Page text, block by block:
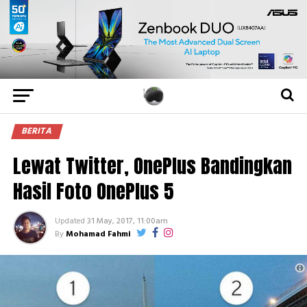
BERITA
Lewat Twitter, OnePlus Bandingkan
Hasil Foto OnePlus 5
Updated 31 May, 2017, 11:00am
ByMohamad Fahmi